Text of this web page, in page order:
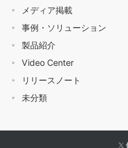
メディア掲載
事例・ソリューション
製品紹介
Video Center
リリースノート
未分類